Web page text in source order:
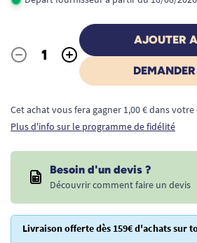
Quantité
- +
AJOUTER
Cet achat vous fera gagner 1,00 € dans
Plus d'info sur le programme de fidélité
Besoin d'un devis ?
Découvrir comment faire un devis
Livraison offerte dès 159€ d'achats sur